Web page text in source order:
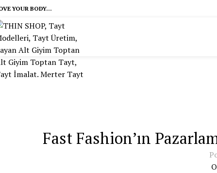
YOUR BODY...
Fast Fashion’ın